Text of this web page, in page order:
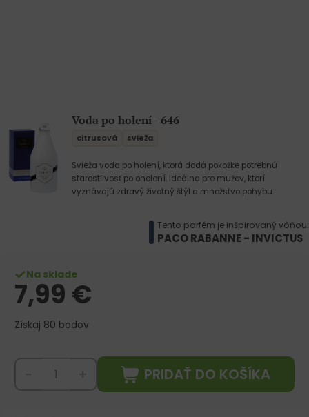
Voda po holení - 646
citrusová svieža
Svieža voda po holení, ktorá dodá pokožke potrebnú
starostlivosť po oholení. Ideálna pre mužov, ktorí
vyznávajú zdravý životný štýl a množstvo pohybu.
Tento parfém je inšpirovaný vôňou:
PACO RABANNE - INVICTUS
Na sklade
7,99 €
Získaj 80 bodov
PRIDAŤ DO KOŠÍKA